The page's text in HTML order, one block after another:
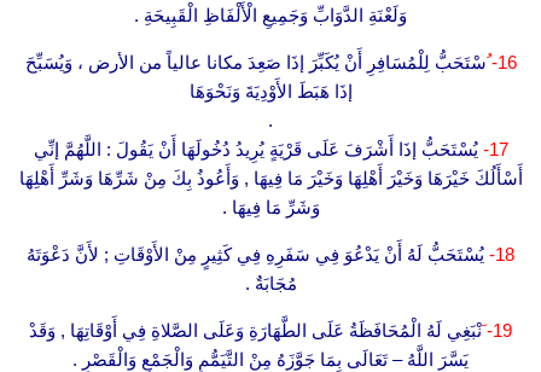
وَلَعْنَةِ الدَّوَابِّ وَجَمِيعِ الْأَلْفَاظِ الْقَبِيحَةِ .
16- ُسْتَحَبُّ لِلْمُسَافِرِ أَنْ يُكَبِّرَ إذَا صَعِدَ مكانا عالياً من الأرض ، وَيُسَبِّحَ
إذَا هَبَطَ الأَوْدِيَةَ وَنَحْوَهَا
.
17- يُسْتَحَبُّ إذَا أَشْرَفَ عَلَى قَرْيَةٍ يُرِيدُ دُخُولَهَا أَنْ يَقُولَ : اللَّهُمَّ إنِّي
أَسْأَلُكَ خَيْرَهَا وَخَيْرَ أَهْلِهَا وَخَيْرَ مَا فِيهَا , وَأَعُوذُ بِكَ مِنْ شَرِّهَا وَشَرِّ أَهْلِهَا
وَشَرِّ مَا فِيهَا .
18- يُسْتَحَبُّ لَهُ أَنْ يَدْعُوَ فِي سَفَرِهِ فِي كَثِيرٍ مِنْ الأَوْقَاتِ ; لأَنَّ دَعْوَتَهُ
مُجَابَةٌ .
19- َنْبَغِي لَهُ الْمُحَافَظَةُ عَلَى الطَّهَارَةِ وَعَلَى الصَّلاةِ فِي أَوْقَاتِهَا , وَقَدْ
يَسَّرَ اللَّهُ – تَعَالَى بِمَا جَوَّزَهُ مِنْ التَّيَمُّمِ وَالْجَمْعِ وَالْقَصْرِ .